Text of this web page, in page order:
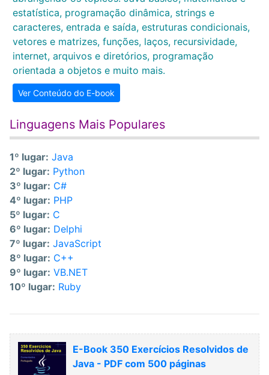
estatística, programação dinâmica, strings e
caracteres, entrada e saída, estruturas condicionais,
vetores e matrizes, funções, laços, recursividade,
internet, arquivos e diretórios, programação
orientada a objetos e muito mais.
Ver Conteúdo do E-book
Linguagens Mais Populares
1º lugar: Java
2º lugar: Python
3º lugar: C#
4º lugar: PHP
5º lugar: C
6º lugar: Delphi
7º lugar: JavaScript
8º lugar: C++
9º lugar: VB.NET
10º lugar: Ruby
E-Book 350 Exercícios Resolvidos de
Java - PDF com 500 páginas